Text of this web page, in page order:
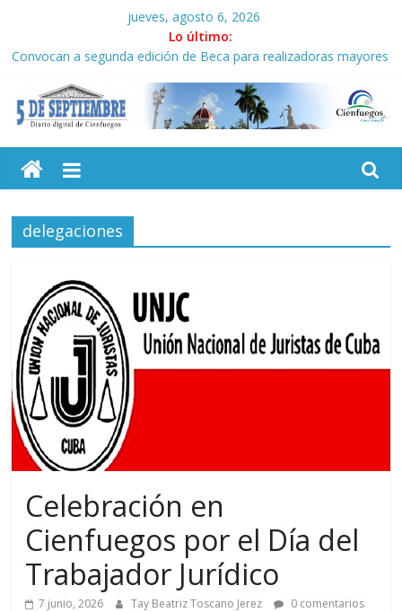
contenido
jueves, agosto 6, 2026
Lo último:
Convocan a segunda edición de Beca para realizadoras mayores
Neo-macartismo gourmet
Culmina servicio militar activo para jóvenes en Cienfuegos
Otorgan Medalla de la Amistad al activista Donald Dutherland
5
Septiembre
Diario
Cienfuegos,
Cuba
delegaciones
Celebración en
Cienfuegos por el Día del
Trabajador Jurídico
7 junio, 2026 Tay Beatriz Toscano Jerez 0 comentarios